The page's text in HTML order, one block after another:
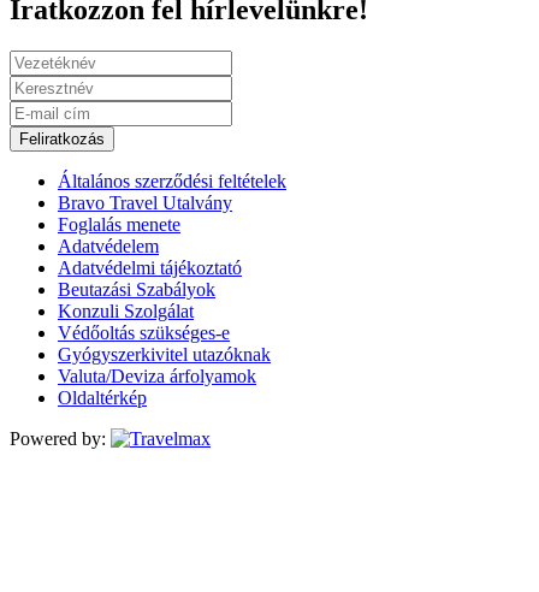
Iratkozzon fel hírlevelünkre!
Feliratkozás
Általános szerződési feltételek
Bravo Travel Utalvány
Foglalás menete
Adatvédelem
Adatvédelmi tájékoztató
Beutazási Szabályok
Konzuli Szolgálat
Védőoltás szükséges-e
Gyógyszerkivitel utazóknak
Valuta/Deviza árfolyamok
Oldaltérkép
Powered by: